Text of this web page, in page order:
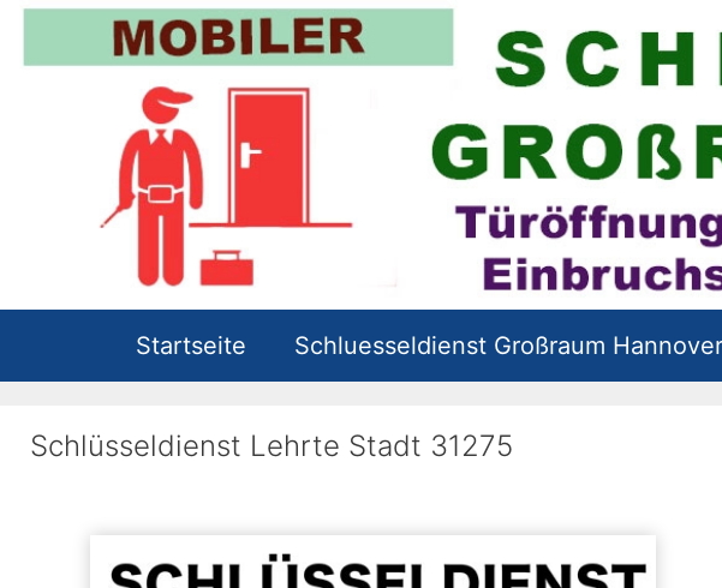
Zum
Inhalt
Startseite Schluesseldienst Großraum Hannover
Schlüsseldienst Lehrte Stadt 31275